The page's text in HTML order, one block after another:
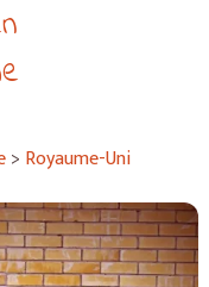
> Royaume-Uni